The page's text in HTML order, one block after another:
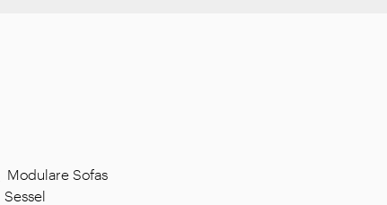
Modulare Sofas
Sessel